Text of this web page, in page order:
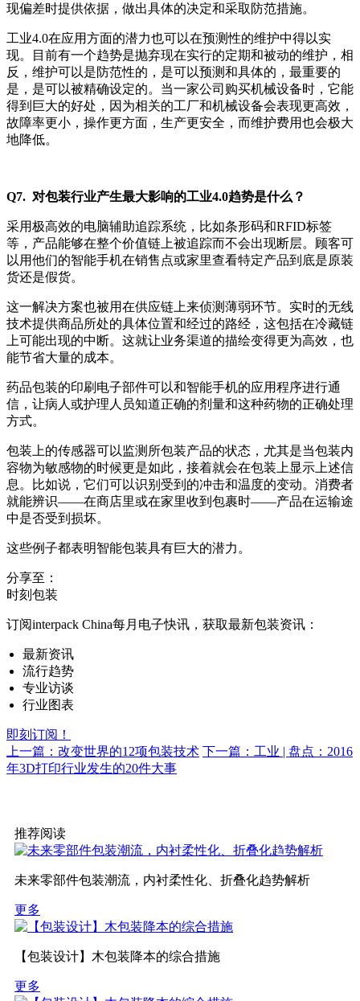
现偏差时提供依据，做出具体的决定和采取防范措施。
工业4.0在应用方面的潜力也可以在预测性的维护中得以实
现。目前有一个趋势是抛弃现在实行的定期和被动的维护，相
反，维护可以是防范性的，是可以预测和具体的，最重要的
是，是可以被精确设定的。当一家公司购买机械设备时，它能
得到巨大的好处，因为相关的工厂和机械设备会表现更高效，
故障率更小，操作更方面，生产更安全，而维护费用也会极大
地降低。
Q7. 对包装行业产生最大影响的工业4.0趋势是什么？
采用极高效的电脑辅助追踪系统，比如条形码和RFID标签
等，产品能够在整个价值链上被追踪而不会出现断层。顾客可
以用他们的智能手机在销售点或家里查看特定产品到底是原装
货还是假货。
这一解决方案也被用在供应链上来侦测薄弱环节。实时的无线
技术提供商品所处的具体位置和经过的路经，这包括在冷藏链
上可能出现的中断。这就让业务渠道的描绘变得更为高效，也
能节省大量的成本。
药品包装的印刷电子部件可以和智能手机的应用程序进行通
信，让病人或护理人员知道正确的剂量和这种药物的正确处理
方式。
包装上的传感器可以监测所包装产品的状态，尤其是当包装内
容物为敏感物的时候更是如此，接着就会在包装上显示上述信
息。比如说，它们可以识别受到的冲击和温度的变动。消费者
就能辨识——在商店里或在家里收到包裹时——产品在运输途
中是否受到损坏。
这些例子都表明智能包装具有巨大的潜力。
分享至：
时刻包装
订阅interpack China每月电子快讯，获取最新包装资讯：
最新资讯
流行趋势
专业访谈
行业图表
即刻订阅！
上一篇：改变世界的12项包装技术 下一篇：工业 | 盘点：2016
年3D打印行业发生的20件大事
推荐阅读
未来零部件包装潮流，内衬柔性化、折叠化趋势解析
更多
【包装设计】木包装降本的综合措施
更多